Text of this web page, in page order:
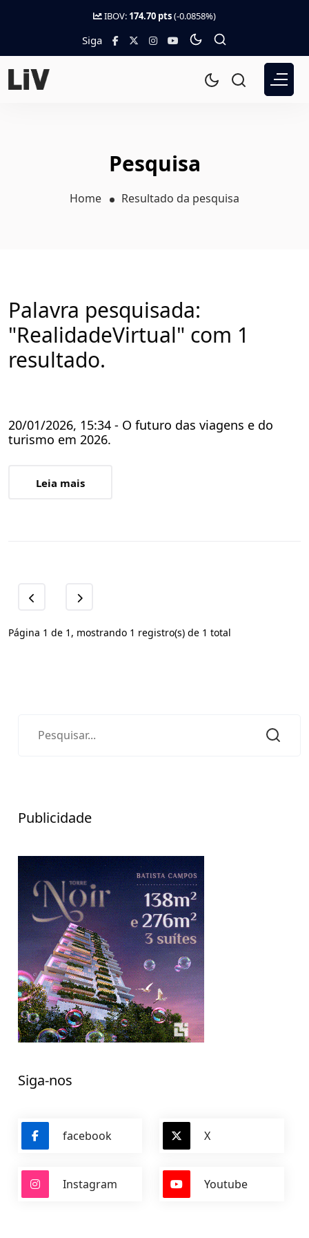
IBOV: 174.70 pts(-0.0858%)
Siga
Pesquisa
Home Resultado da pesquisa
Palavra pesquisada:
"RealidadeVirtual" com 1
resultado.
20/01/2026, 15:34 - O futuro das viagens e do
turismo em 2026.
Leia mais
Página 1 de 1, mostrando 1 registro(s) de 1 total
Publicidade
Siga-nos
facebook X
Instagram Youtube